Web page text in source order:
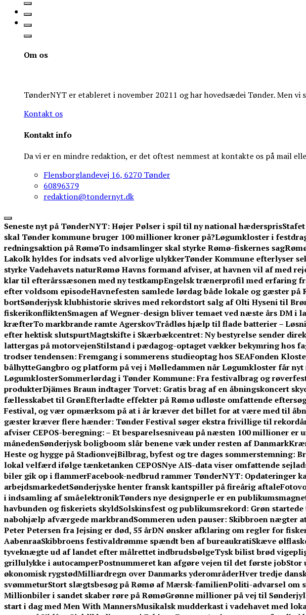
Om os
TønderNYT er etableret i november 20211 og har hovedsædei Tønder. Men
Kontakt os
Kontakt info
Da vi er en mindre redaktion, er det oftest nemmest at kontakte os på mail
Flensborglandevej 16, 6270 Tønder
60896379
redaktion@tondernyt.dk
Seneste nyt på TønderNYT:Højer Pølser i spil til ny national hæderspris
skal Tønder kommune bruger 100 millioner kroner på?Løgumkloster i
redningsaktion på RømøTo indsamlinger skal styrke Rømø-fiskernes sag
Lakolk hyldes for indsats ved alvorlige ulykkerTønder Kommune efterlyser
styrke Vadehavets naturRømø Havns formand afviser, at havnen vil af med
klar til efterårssæsonen med ny testkampEngelsk trænerprofil med erfaring
efter voldsom episodeHavnefesten samlede lørdag både lokale og gæster på
bortSønderjysk klubhistorie skrives med rekordstort salg af Olti Hyseni til
fiskerikonfliktenSmagen af Wegner-design bliver temaet ved næste års DM i
kræfterTo markbrande ramte AgerskovTrådløs hjælp til flade batterier –
efter hektisk slutspurtMagtskifte i Skærbækcentret: Ny bestyrelse sender
lattergas på motorvejenStilstand i pædagog-optaget vækker bekymring hos
trodser tendensen: Fremgang i sommerens studieoptag hos SEAFonden
bålhytteGangbro og platform på vej i Mølledammen når Løgumkloster får
LøgumklosterSommerlørdag i Tønder Kommune: Fra festivalbrag og
produkterDjämes Braun indtager Torvet: Gratis brag af en åbningskoncert
fællesskabet til GrønEfterladte effekter på Rømø udløste omfattende
Festival, og vær opmærksom på at i år kræver det billet for at være med til
gæster kræver flere hænder: Tønder Festival søger ekstra frivillige til
afviser CEPOS-beregning: – Et besparelsesniveau på næsten 100 millioner er
månedenSønderjysk boligboom slår benene væk under resten af Danmark
Heste og hygge på StadionvejBilbrag, byfest og tre dages sommerstemning:
lokal velfærd ifølge tænketanken CEPOSNye AIS-data viser omfattende
biler gik op i flammerFacebook-nedbrud rammer TønderNYT: Opdateringer
arbejdsmarkedetSønderjyske henter fransk kantspiller på fireårig aftale
i indsamling af småelektronikTønders nye designperle er en
havbunden og fiskeriets skyldSolskinsfest og publikumsrekord: Grøn
nabohjælp afværgede markbrandSommeren uden pauser: Skibbroen nægter
Peter Petersen fra Jejsing er død, 55 årDN ønsker afklaring om regler for
AabenraaSkibbroens festivaldrømme spændt ben af bureaukratiSkæve
tyveknægte ud af landet efter målrettet indbrudsbølgeTysk bilist brød
grillulykke i autocamperPostnummeret kan afgøre vejen til det første jobStor
økonomisk rygstødMilliardregn over Danmarks yderområderHver tredje
svømmeturStort slægtsbesøg på Rømø af Mærsk-familienPoliti-advarsel om
Millionbiler i sandet skaber røre på RømøGrønne millioner på vej til
start i dag med Men With MannersMusikalsk mudderkast i vadehavet med